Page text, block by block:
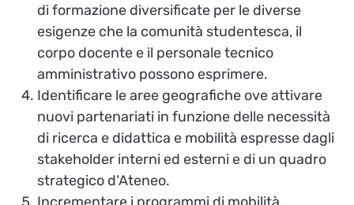
di formazione diversificate per le diverse
esigenze che la comunità studentesca, il
corpo docente e il personale tecnico
amministrativo possono esprimere.
Identificare le aree geografiche ove attivare
nuovi partenariati in funzione delle necessità
di ricerca e didattica e mobilità espresse dagli
stakeholder interni ed esterni e di un quadro
strategico d’Ateneo.